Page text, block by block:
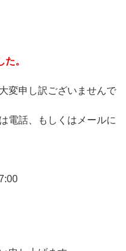
。
変申し訳ございませんで
電話、もしくはメールに